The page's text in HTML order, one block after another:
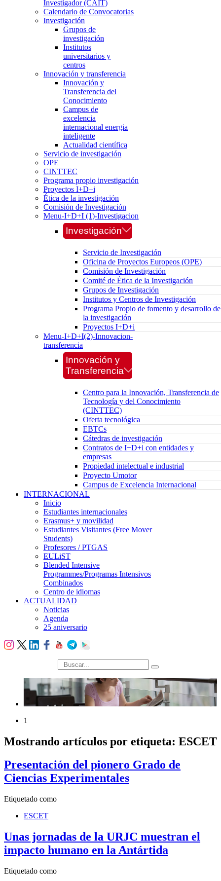
Investigador (CAIT)
Calendario de Convocatorias
Investigación
Grupos de
investigación
Institutos
universitarios y
centros
Innovación y transferencia
Innovación y
Transferencia del
Conocimiento
Campus de
excelencia
internacional energia
inteligente
Actualidad científica
Servicio de investigación
OPE
CINTTEC
Programa propio investigación
Proyectos I+D+i
Ética de la investigación
Comisión de Investigación
Menu-I+D+I (1)-Investigacion
Investigación
Servicio de Investigación
Oficina de Proyectos Europeos (OPE)
Comisión de Investigación
Comité de Ética de la Investigación
Grupos de Investigación
Institutos y Centros de Investigación
Programa Propio de fomento y desarrollo de
la investigación
Proyectos I+D+i
Menu-I+D+I(2)-Innovacion-
transferencia
Innovación y
Transferencia
Centro para la Innovación, Transferencia de
Tecnología y del Conocimiento
(CINTTEC)
Oferta tecnológica
EBTCs
Cátedras de investigación
Contratos de I+D+i con entidades y
empresas
Propiedad intelectual e industrial
Proyecto Umotor
Campus de Excelencia Internacional
INTERNACIONAL
Inicio
Estudiantes internacionales
Erasmus+ y movilidad
Estudiantes Visitantes (Free Mover
Students)
Profesores / PTGAS
EULiST
Blended Intensive
Programmes/Programas Intensivos
Combinados
Centro de idiomas
ACTUALIDAD
Noticias
Agenda
25 aniversario
búsqueda
1
Mostrando artículos por etiqueta: ESCET
Presentación del pionero Grado de
Ciencias Experimentales
Etiquetado como
ESCET
Unas jornadas de la URJC muestran el
impacto humano en la Antártida
Etiquetado como